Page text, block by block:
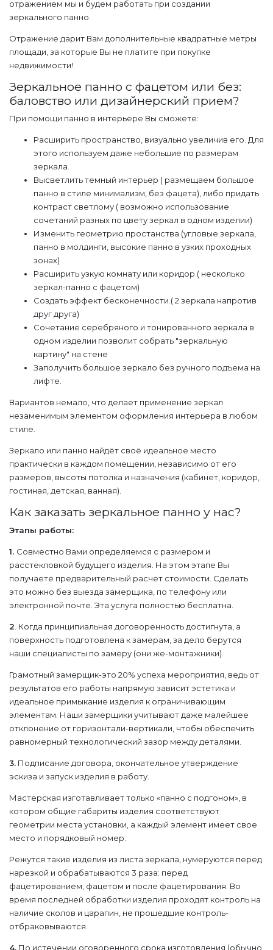
отражением мы и будем работать при создании
зеркального панно.
Отражение дарит Вам дополнительные квадратные метры
площади, за которые Вы не платите при покупке
недвижимости!
Зеркальное панно с фацетом или без:
баловство или дизайнерский прием?
При помощи панно в интерьере Вы сможете:
Расширить пространство, визуально увеличив его. Для
этого используем даже небольшие по размерам
зеркала.
Высветлить темный интерьер ( размещаем большое
панно в стиле минимализм, без фацета), либо придать
контраст светлому ( возможно использование
сочетаний разных по цвету зеркал в одном изделии)
Изменить геометрию простанства (угловые зеркала,
панно в молдинги, высокие панно в узких проходных
зонах)
Расширить узкую комнату или коридор ( несколько
зеркал-панно с фацетом)
Создать эффект бесконечности.( 2 зеркала напротив
друг друга)
Сочетание серебряного и тонированного зеркала в
одном изделии позволит собрать "зеркальную
картину" на стене
Заполучить большое зеркало без ручного подъема на
лифте.
Вариантов немало, что делает применение зеркал
незаменимым элементом оформления интерьера в любом
стиле.
Зеркало или панно найдёт своё идеальное место
практически в каждом помещении, независимо от его
размеров, высоты потолка и назначения (кабинет, коридор,
гостиная, детская, ванная).
Как заказать зеркальное панно у нас?
Этапы работы:
1. Совместно Вами определяемся с размером и
расстекловкой будущего изделия. На этом этапе Вы
получаете предварительный расчет стоимости. Сделать
это можно без выезда замерщика, по телефону или
электронной почте. Эта услуга полностью бесплатна.
2 . Когда принципиальная договоренность достигнута, а
поверхность подготовлена к замерам, за дело берутся
наши специалисты по замеру (они же-монтажники).
Грамотный замерщик-это 20% успеха мероприятия, ведь от
результатов его работы напрямую зависит эстетика и
идеальное примыкание изделия к ограничивающим
элементам. Наши замерщики учитывают даже малейшее
отклонение от горизонтали-вертикали, чтобы обеспечить
равномерный технологический зазор между деталями.
3. Подписание договора, окончательное утверждение
эскиза и запуск изделия в работу.
Мастерская изготавливает только «панно с подгоном», в
котором общие габариты изделия соответствуют
геометрии места установки, а каждый элемент имеет свое
место и порядковый номер.
Режутся такие изделия из листа зеркала, нумеруются перед
нарезкой и обрабатываются 3 раза: перед
фацетированием, фацетом и после фацетирования. Во
время последней обработки изделия проходят контроль на
наличие сколов и царапин, не прошедшие контроль-
отбраковываются.
4. По истечении оговоренного срока изготовления (обычно